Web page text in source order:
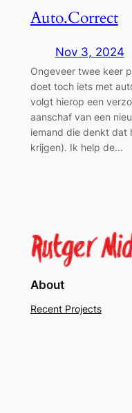
Auto.Correct
Nov 3, 2024
Ongeveer twee keer
doet toch iets met
volgt hierop een
aanschaf van een
iemand die denkt dat
krijgen). Ik help de…
About
Recent Projects